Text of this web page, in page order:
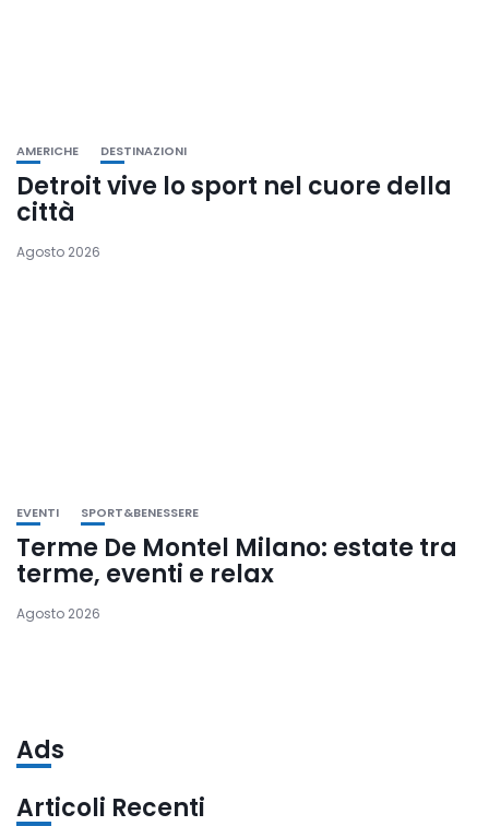
AMERICHE DESTINAZIONI
Detroit vive lo sport nel cuore della
città
Agosto 2026
EVENTI SPORT&BENESSERE
Terme De Montel Milano: estate tra
terme, eventi e relax
Agosto 2026
Ads
Articoli Recenti